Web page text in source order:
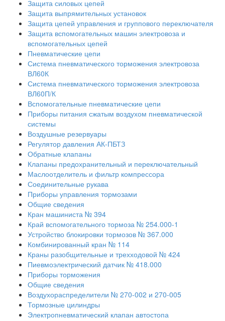
Защита силовых цепей
Защита выпрямительных установок
Защита цепей управления и группового переключателя
Защита вспомогательных машин электровоза и
вспомогательных цепей
Пневматические цепи
Система пневматического торможения электровоза
ВЛ60К
Система пневматического торможения электровоза
ВЛ60П/К
Вспомогательные пневматические цепи
Приборы питания сжатым воздухом пневматической
системы
Воздушные резервуары
Регулятор давления АК-ПБТЗ
Обратные клапаны
Клапаны предохранительный и переключательный
Маслоотделитель и фильтр компрессора
Соединительные рукава
Приборы управления тормозами
Общие сведения
Кран машиниста № 394
Край вспомогательного тормоза № 254.000-1
Устройство блокировки тормозов № 367.000
Комбинированный кран № 114
Краны разобщительные и трехходовой № 424
Пиевмоэлектрический датчик № 418.000
Приборы торможения
Общие сведения
Воздухораспределители № 270-002 и 270-005
Тормозные цилиндры
Электропневматический клапан автостопа